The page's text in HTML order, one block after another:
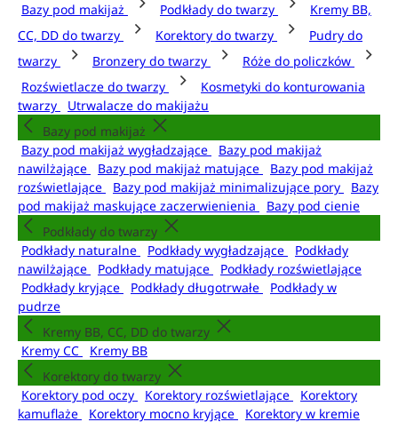
Bazy pod makijaż
Podkłady do twarzy
Kremy BB,
CC, DD do twarzy
Korektory do twarzy
Pudry do
twarzy
Bronzery do twarzy
Róże do policzków
Rozświetlacze do twarzy
Kosmetyki do konturowania
twarzy
Utrwalacze do makijażu
Bazy pod makijaż
Bazy pod makijaż wygładzające
Bazy pod makijaż
nawilżające
Bazy pod makijaż matujące
Bazy pod makijaż
rozświetlające
Bazy pod makijaż minimalizujące pory
Bazy
pod makijaż maskujące zaczerwienienia
Bazy pod cienie
Podkłady do twarzy
Podkłady naturalne
Podkłady wygładzające
Podkłady
nawilżające
Podkłady matujące
Podkłady rozświetlające
Podkłady kryjące
Podkłady długotrwałe
Podkłady w
pudrze
Kremy BB, CC, DD do twarzy
Kremy CC
Kremy BB
Korektory do twarzy
Korektory pod oczy
Korektory rozświetlające
Korektory
kamuflaże
Korektory mocno kryjące
Korektory w kremie